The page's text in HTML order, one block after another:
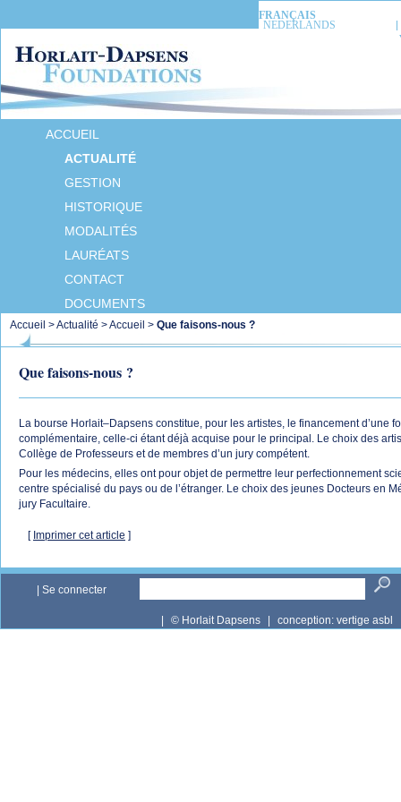
FRANÇAIS
NEDERLANDS
ACCUEIL
ACTUALITÉ
GESTION
HISTORIQUE
MODALITÉS
LAURÉATS
CONTACT
DOCUMENTS
Accueil >Actualité >Accueil > Que faisons-nous ?
Que faisons-nous ?
La bourse Horlait–Dapsens constitue, pour les artistes, le financement d’une
complémentaire, celle-ci étant déjà acquise pour le principal. Le choix des
Collège de Professeurs et de membres d’un jury compétent.
Pour les médecins, elles ont pour objet de permettre leur perfectionnement
centre spécialisé du pays ou de l’étranger. Le choix des jeunes Docteurs en
jury Facultaire.
[ Imprimer cet article ]
Se connecter
© Horlait Dapsens conception: vertige asbl